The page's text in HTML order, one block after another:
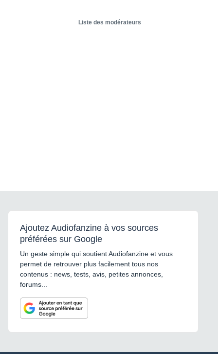
Liste des modérateurs
Ajoutez Audiofanzine à vos sources
préférées sur Google
Un geste simple qui soutient Audiofanzine et vous
permet de retrouver plus facilement tous nos
contenus : news, tests, avis, petites annonces,
forums...